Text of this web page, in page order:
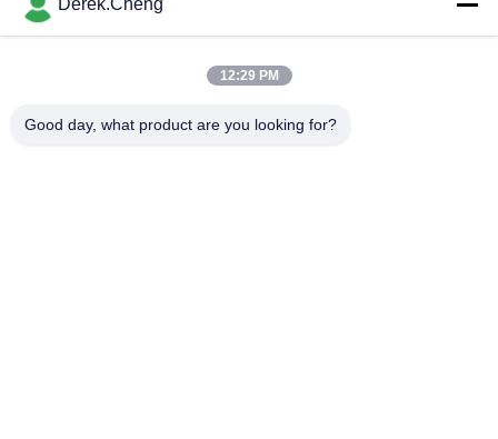
Derek.Cheng
12:29 PM
Good day, what product are you looking for?